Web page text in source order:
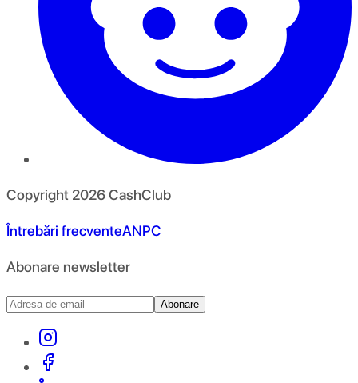
Copyright 2026CashClub
Întrebări frecventeANPC
Abonare newsletter
Abonare